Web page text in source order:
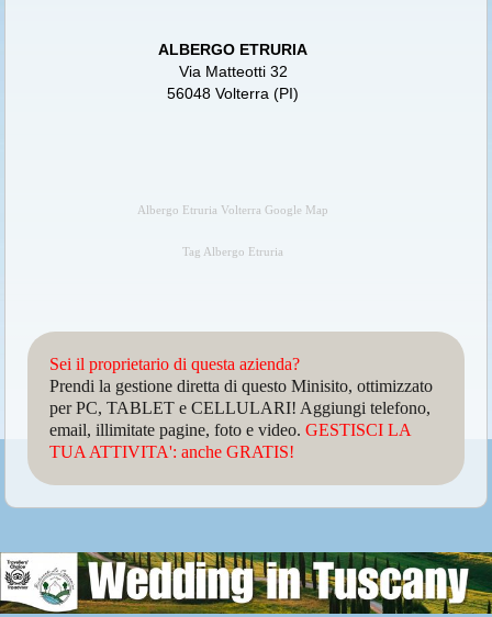
ALBERGO ETRURIA
Via Matteotti 32
56048 Volterra (PI)
Albergo Etruria Volterra Google Map
Tag Albergo Etruria
Sei il proprietario di questa azienda?
Prendi la gestione diretta di questo Minisito, ottimizzato
per PC, TABLET e CELLULARI! Aggiungi telefono,
email, illimitate pagine, foto e video.GESTISCI LA
TUA ATTIVITA': anche GRATIS!